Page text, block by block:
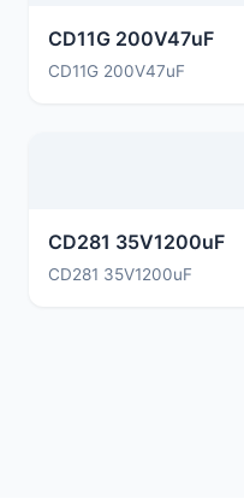
CD11G 200V47uF
CD11G 200V47uF
CD281 35V1200uF
CD281 35V1200uF